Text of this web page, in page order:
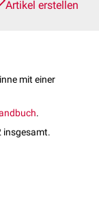
Artikel erstellen
mit einer
.
insgesamt.